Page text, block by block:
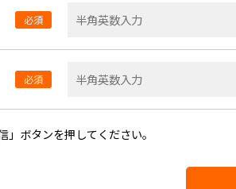
必須
必須
」ボタンを押してください。